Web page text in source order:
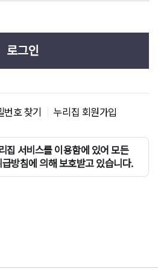
로그인
번호 찾기 누리집 회원가입
집 서비스를 이용함에 있어 모든
방침에 의해 보호받고 있습니다.